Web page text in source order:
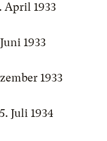
1933
1933
1933
Juli 1934